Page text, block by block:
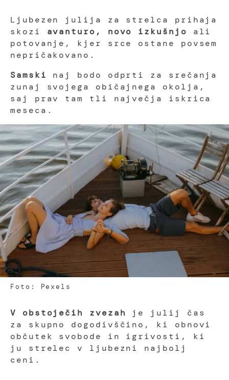
Ljubezen julija za strelca prihaja
skozi
avanturo, novo izkušnjo ali
potovanje, kjer srce ostane povsem
nepričakovano.
Samski naj bodo odprti za srečanja
zunaj svojega običajnega okolja,
saj prav tam tli največja iskrica
meseca.
Foto: Pexels
V obstoječih zvezah
je julij čas
za skupno dogodivščino, ki obnovi
občutek svobode in igrivosti, ki
ju strelec v ljubezni najbolj
ceni.